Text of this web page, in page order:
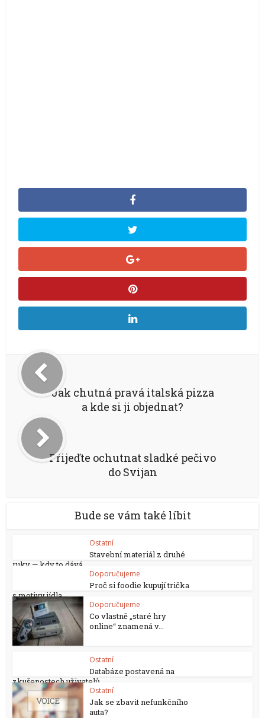
Jak chutná pravá italská pizza
a kde si ji objednat?
Přijeďte ochutnat sladké pečivo
do Svijan
Bude se vám také líbit
Ostatní
Stavební materiál z druhé
ruky — kdy to dává...
Doporučujeme
Proč si foodie kupují trička
s motivy jídla
Doporučujeme
Co vlastně „staré hry
online“ znamená v...
Ostatní
Databáze postavená na
zkušenostech uživatelů
Ostatní
Jak se zbavit nefunkčního
auta?